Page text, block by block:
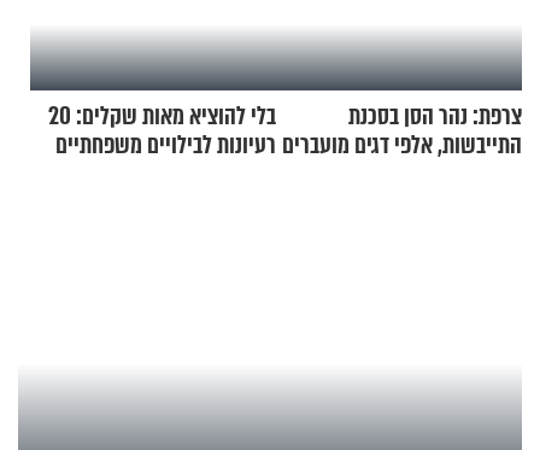
צרפת: נהר הסן בסכנת
התייבשות, אלפי דגים מועברים
בלי להוציא מאות שקלים: 20
רעיונות לבילויים משפחתיים